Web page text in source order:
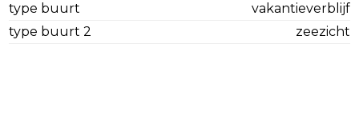
type buurt
vakantieverblijf
type buurt 2
zeezicht